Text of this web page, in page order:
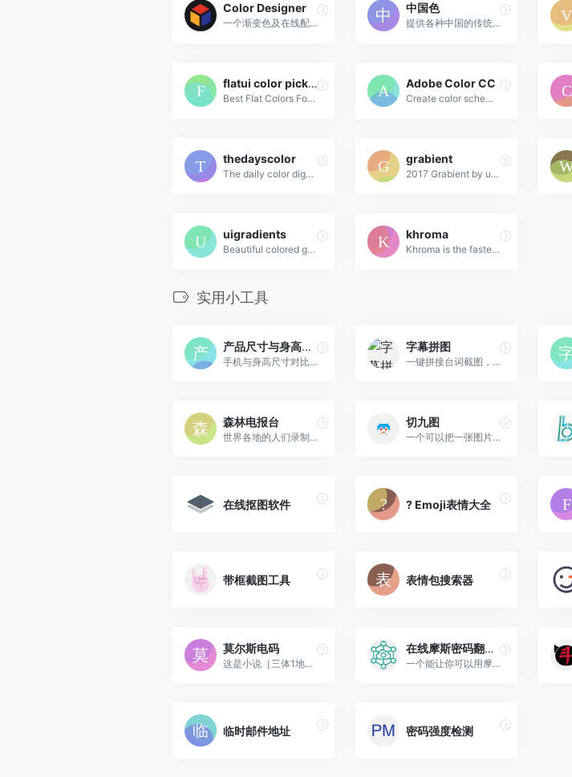
Color Designer
一个渐变色及在线配色网站
中国色
提供各种中国的传统颜色的名称，CMYK值，RGB值，16进制表示。
flatui color picker
Best Flat Colors For UI Design
Adobe Color CC
Create color schemes with the color wheel or browse thousands of color combinations from the Color community.
thedayscolor
The daily color digest
grabient
2017 Grabient by unfold
uigradients
Beautiful colored gradients
khroma
Khroma is the fastest way to discover, search, and save color combos you'll want to use.
实用小工具
产品尺寸与身高对比图工具
手机与身高尺寸对比图：并排...
字幕拼图
一键拼接台词截图，更优雅地...
森林电报台
世界各地的人们录制了森林的...
切九图
一个可以把一张图片变成九张...
在线抠图软件 ? Emoji表情大全
带框截图工具 表情包搜索器
莫尔斯电码
这是小说［三体1地球往事］中...
在线摩斯密码翻译器
一个能让你可以用摩斯密码来...
临时邮件地址 密码强度检测